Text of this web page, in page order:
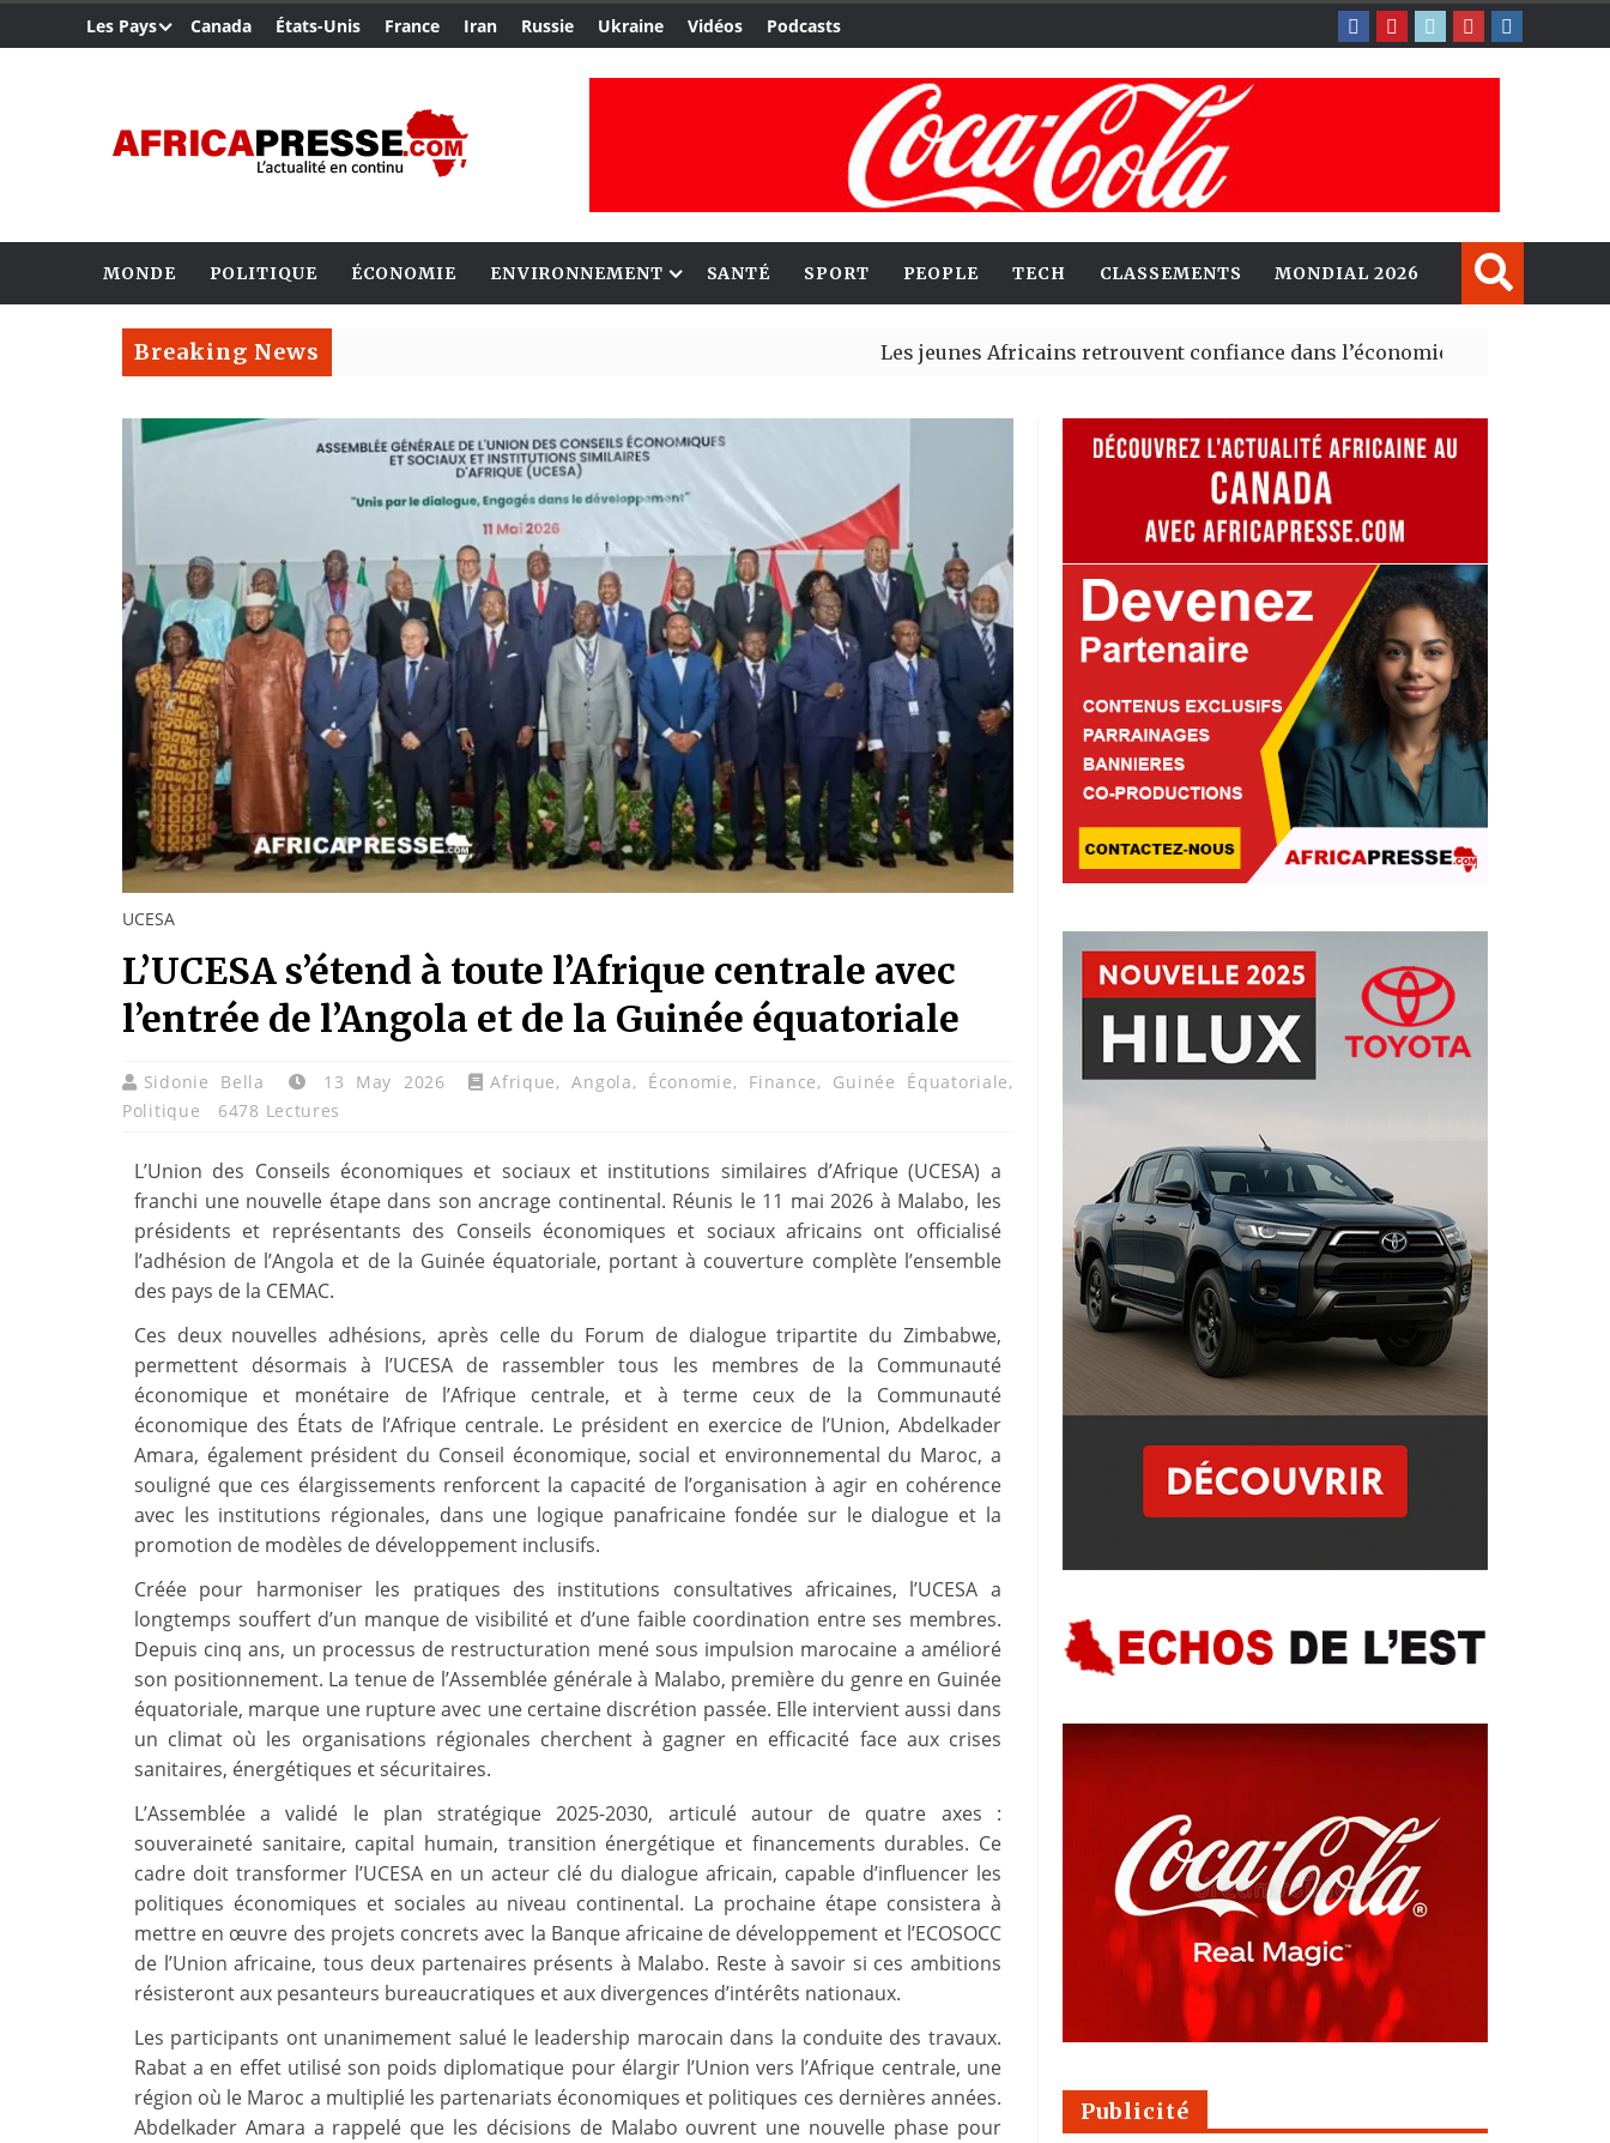
Les Pays Canada États-Unis France Iran Russie Ukraine Vidéos Podcasts
MONDE POLITIQUE ÉCONOMIE ENVIRONNEMENT SANTÉ SPORT PEOPLE TECH CLASSEMENTS MONDIAL 2026
Breaking News Les jeunes Africains retrouvent confiance dans l’économie, mais trois grands
UCESA
L’UCESA s’étend à toute l’Afrique centrale avec
l’entrée de l’Angola et de la Guinée équatoriale
Sidonie Bella 13 May 2026 Afrique,Angola, Économie, Finance, Guinée Équatoriale,
Politique
6478 Lectures
L’Union des Conseils économiques et sociaux et institutions similaires d’Afrique (UCESA) a
franchi une nouvelle étape dans son ancrage continental. Réunis le 11 mai 2026 à Malabo, les
présidents et représentants des Conseils économiques et sociaux africains ont officialisé
l’adhésion de l’Angola et de la Guinée équatoriale, portant à couverture complète l’ensemble
des pays de la CEMAC.
Ces deux nouvelles adhésions, après celle du Forum de dialogue tripartite du Zimbabwe,
permettent désormais à l’UCESA de rassembler tous les membres de la Communauté
économique et monétaire de l’Afrique centrale, et à terme ceux de la Communauté
économique des États de l’Afrique centrale. Le président en exercice de l’Union, Abdelkader
Amara, également président du Conseil économique, social et environnemental du Maroc, a
souligné que ces élargissements renforcent la capacité de l’organisation à agir en cohérence
avec les institutions régionales, dans une logique panafricaine fondée sur le dialogue et la
promotion de modèles de développement inclusifs.
Créée pour harmoniser les pratiques des institutions consultatives africaines, l’UCESA a
longtemps souffert d’un manque de visibilité et d’une faible coordination entre ses membres.
Depuis cinq ans, un processus de restructuration mené sous impulsion marocaine a amélioré
son positionnement. La tenue de l’Assemblée générale à Malabo, première du genre en Guinée
équatoriale, marque une rupture avec une certaine discrétion passée. Elle intervient aussi dans
un climat où les organisations régionales cherchent à gagner en efficacité face aux crises
sanitaires, énergétiques et sécuritaires.
L’Assemblée a validé le plan stratégique 2025-2030, articulé autour de quatre axes :
souveraineté sanitaire, capital humain, transition énergétique et financements durables. Ce
cadre doit transformer l’UCESA en un acteur clé du dialogue africain, capable d’influencer les
politiques économiques et sociales au niveau continental. La prochaine étape consistera à
mettre en œuvre des projets concrets avec la Banque africaine de développement et l’ECOSOCC
de l’Union africaine, tous deux partenaires présents à Malabo. Reste à savoir si ces ambitions
résisteront aux pesanteurs bureaucratiques et aux divergences d’intérêts nationaux.
Les participants ont unanimement salué le leadership marocain dans la conduite des travaux.
Rabat a en effet utilisé son poids diplomatique pour élargir l’Union vers l’Afrique centrale, une
région où le Maroc a multiplié les partenariats économiques et politiques ces dernières années.
Abdelkader Amara a rappelé que les décisions de Malabo ouvrent une nouvelle phase pour
Publicité